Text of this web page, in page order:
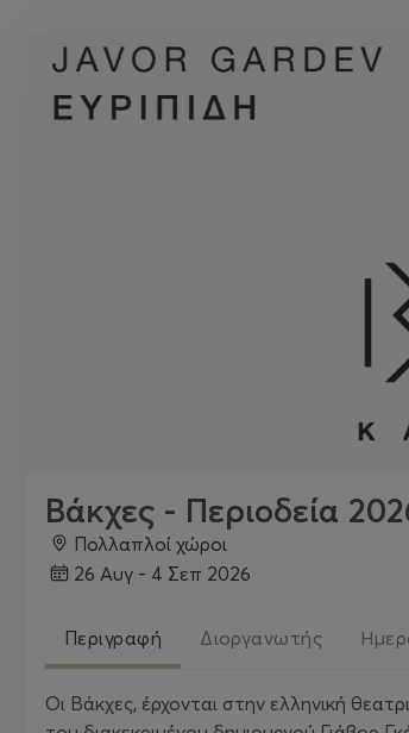
Βάκχες - Περιοδεία
Πολλαπλοί χώροι
26 Αυγ - 4 Σεπ 2026
Περιγραφή Διοργανωτής
Oι Βάκχες, έρχονται στην ελληνική